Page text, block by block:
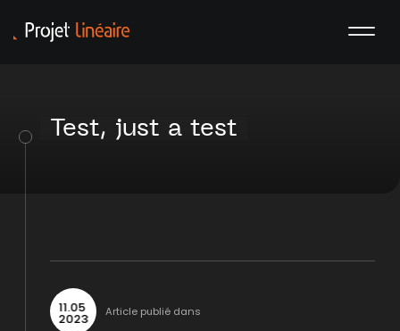
Test, just a test
11.05
2023 Article publié dans